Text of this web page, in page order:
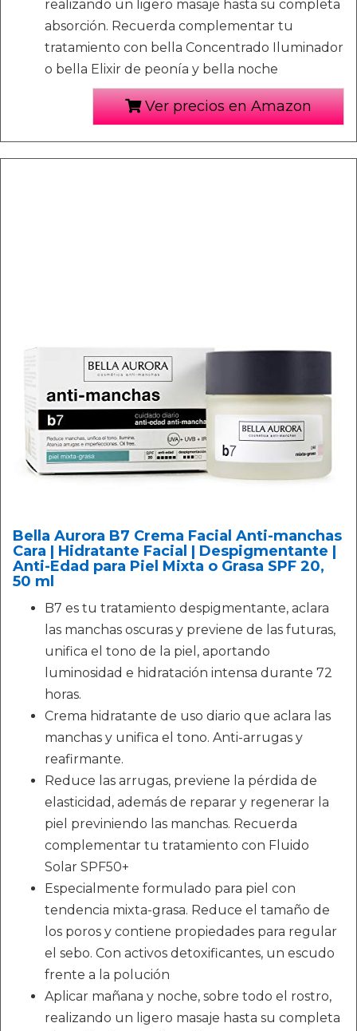
realizando un ligero masaje hasta su completa
absorción. Recuerda complementar tu
tratamiento con bella Concentrado Iluminador
o bella Elixir de peonía y bella noche
Ver precios en Amazon
Bella Aurora B7 Crema Facial Anti-manchas
Cara | Hidratante Facial | Despigmentante |
Anti-Edad para Piel Mixta o Grasa SPF 20,
50 ml
B7 es tu tratamiento despigmentante, aclara
las manchas oscuras y previene de las futuras,
unifica el tono de la piel, aportando
luminosidad e hidratación intensa durante 72
horas.
Crema hidratante de uso diario que aclara las
manchas y unifica el tono. Anti-arrugas y
reafirmante.
Reduce las arrugas, previene la pérdida de
elasticidad, además de reparar y regenerar la
piel previniendo las manchas. Recuerda
complementar tu tratamiento con Fluido
Solar SPF50+
Especialmente formulado para piel con
tendencia mixta-grasa. Reduce el tamaño de
los poros y contiene propiedades para regular
el sebo. Con activos detoxificantes, un escudo
frente a la polución
Aplicar mañana y noche, sobre todo el rostro,
realizando un ligero masaje hasta su completa